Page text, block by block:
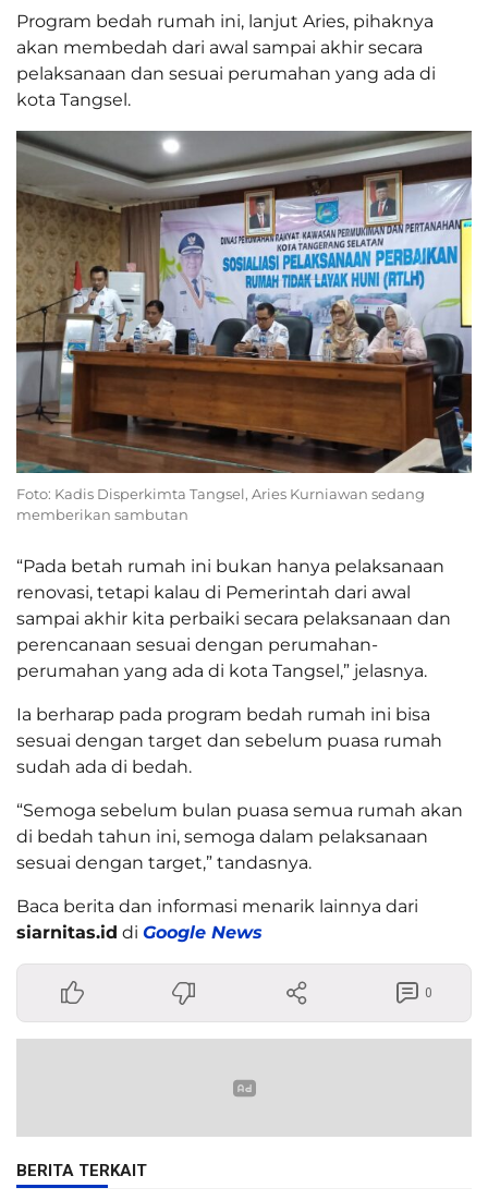
Program bedah rumah ini, lanjut Aries, pihaknya
akan membedah dari awal sampai akhir secara
pelaksanaan dan sesuai perumahan yang ada di
kota Tangsel.
Foto: Kadis Disperkimta Tangsel, Aries Kurniawan sedang
memberikan sambutan
“Pada betah rumah ini bukan hanya pelaksanaan
renovasi, tetapi kalau di Pemerintah dari awal
sampai akhir kita perbaiki secara pelaksanaan dan
perencanaan sesuai dengan perumahan-
perumahan yang ada di kota Tangsel,” jelasnya.
Ia berharap pada program bedah rumah ini bisa
sesuai dengan target dan sebelum puasa rumah
sudah ada di bedah.
“Semoga sebelum bulan puasa semua rumah akan
di bedah tahun ini, semoga dalam pelaksanaan
sesuai dengan target,” tandasnya.
Baca berita dan informasi menarik lainnya dari
siarnitas.id di Google News
0
BERITA TERKAIT